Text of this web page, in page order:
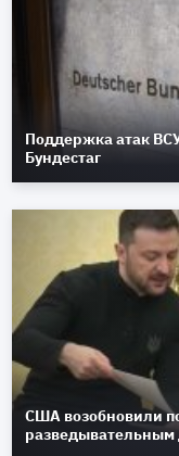
Поддержка атак
Бундестаг
США возобновили